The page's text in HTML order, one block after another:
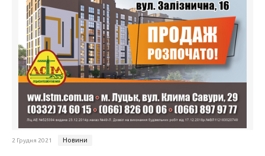
2 Грудня 2021 Новини